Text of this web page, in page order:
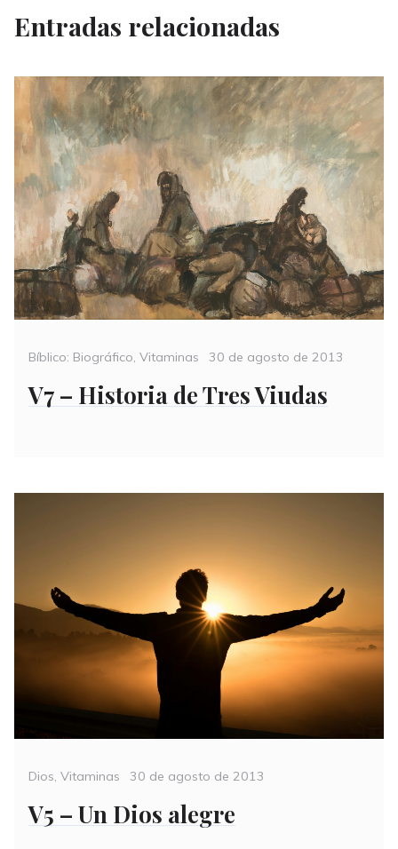
Entradas relacionadas
Categories
Bíblico: Biográfico, Vitaminas
Posted
30 de agosto de 2013
V7 – Historia de Tres Viudas
Categories
Dios, Vitaminas
Posted
30 de agosto de 2013
V5 – Un Dios alegre